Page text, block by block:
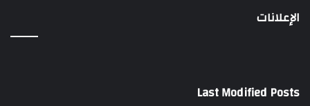
الإعلانات
Last Modified Posts